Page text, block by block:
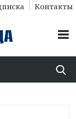
Контакты